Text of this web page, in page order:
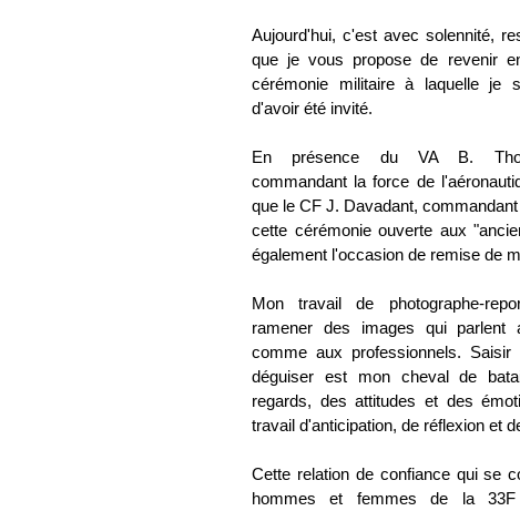
Aujourd'hui, c'est avec solennité,
que je vous propose de revenir
cérémonie militaire à laquelle je
d'avoir été invité.
En présence du VA B.
commandant la force de
que le CF J. Davadant, commandant
cette cérémonie ouverte aux
également l'occasion de remise de
Mon travail de photographe-
ramener des images qui parlent
comme aux professionnels.
déguiser est mon cheval de
regards, des attitudes et des
travail d'anticipation, de réflexion et
Cette relation de confiance qui se
hommes et femmes de la